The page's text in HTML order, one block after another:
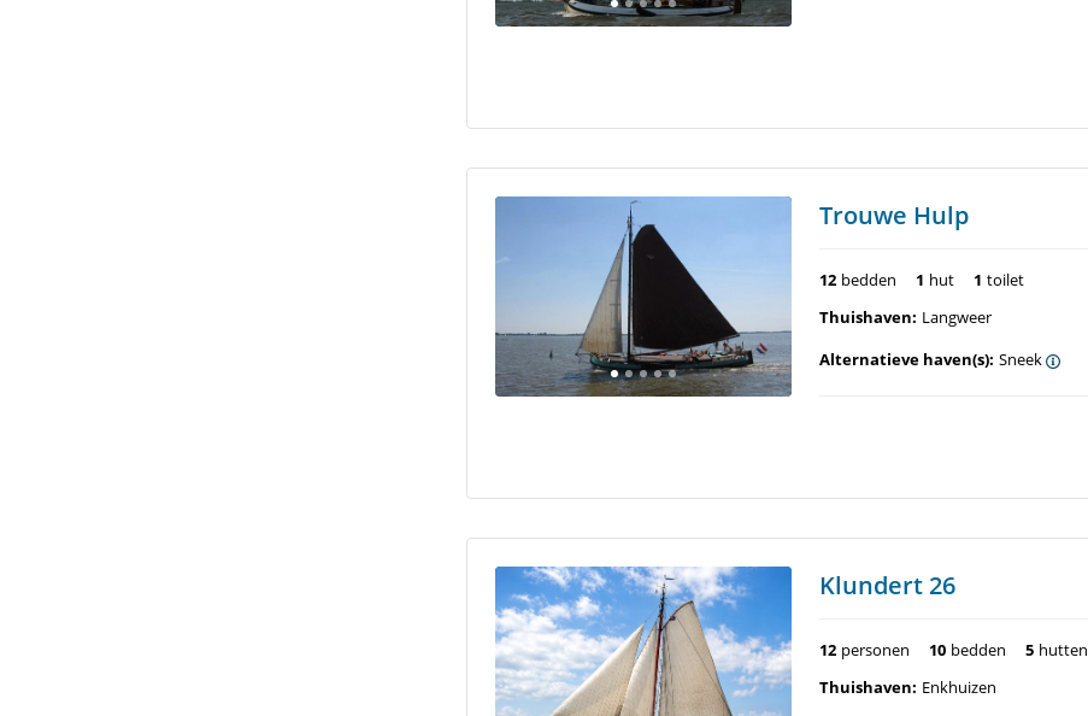
Trouwe Hulp
12 bedden 1 hut 1 toilet
Thuishaven: Langweer
Alternatieve haven(s): Sneek
Klundert 26
12 personen 10 bedden 5 hutten
Thuishaven: Enkhuizen